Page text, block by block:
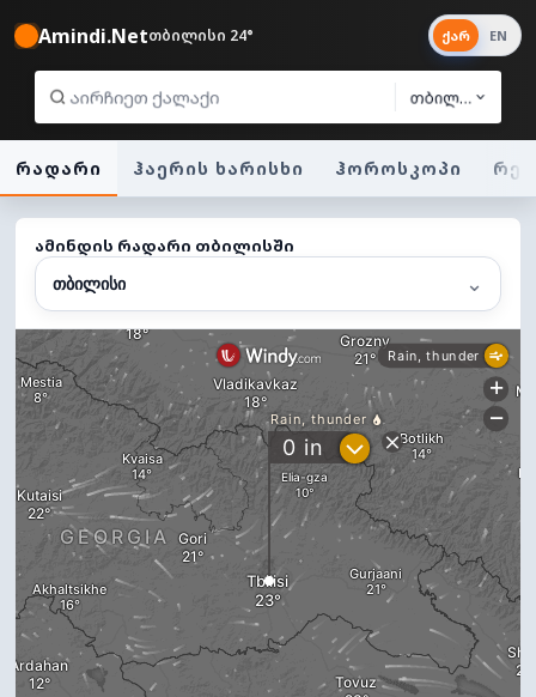
Amindi.Netთბილისი 24°
თბილისი
ქარ EN
რადარი ჰაერის ხარისხი ჰოროსკოპი
ამინდის რადარი თბილისში
თბილისი ⌄